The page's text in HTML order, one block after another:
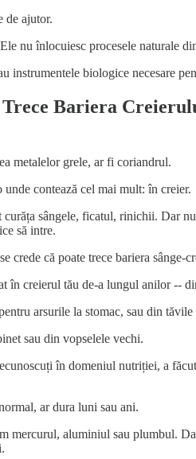
de ajutor.
nu înlocuiesc procesele naturale
instrumentele biologice necesare
Bariera
metalelor grele, ar fi coriandrul.
contează cel mai mult: în creier.
sângele, ficatul, rinichii. Dar
să intre.
crede că poate trece bariera
în creierul tău de-a lungul anilor --
arsurile la stomac, sau din
sau din vopselele vechi.
în domeniul nutriției, a
ar dura luni sau ani.
mercurul, aluminiul sau plumbul.